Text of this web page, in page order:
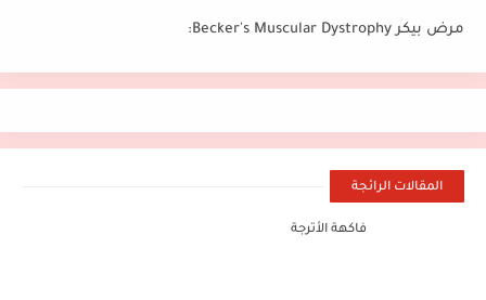
مرض بيكر Becker's Muscular Dystrophy:
المقالات الرائجة
فاكهة الأترجة